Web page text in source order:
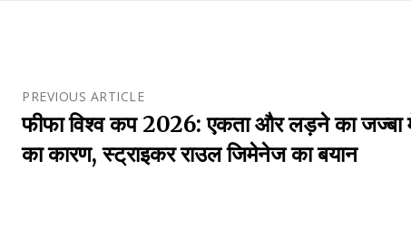
PREVIOUS ARTICLE
फीफा विश्व कप 2026: एकता और लड़ने का जज्बा
का कारण, स्ट्राइकर राउल जिमेनेज का बयान